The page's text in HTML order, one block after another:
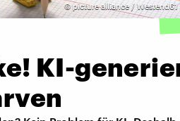
©picture alliance /
KI-